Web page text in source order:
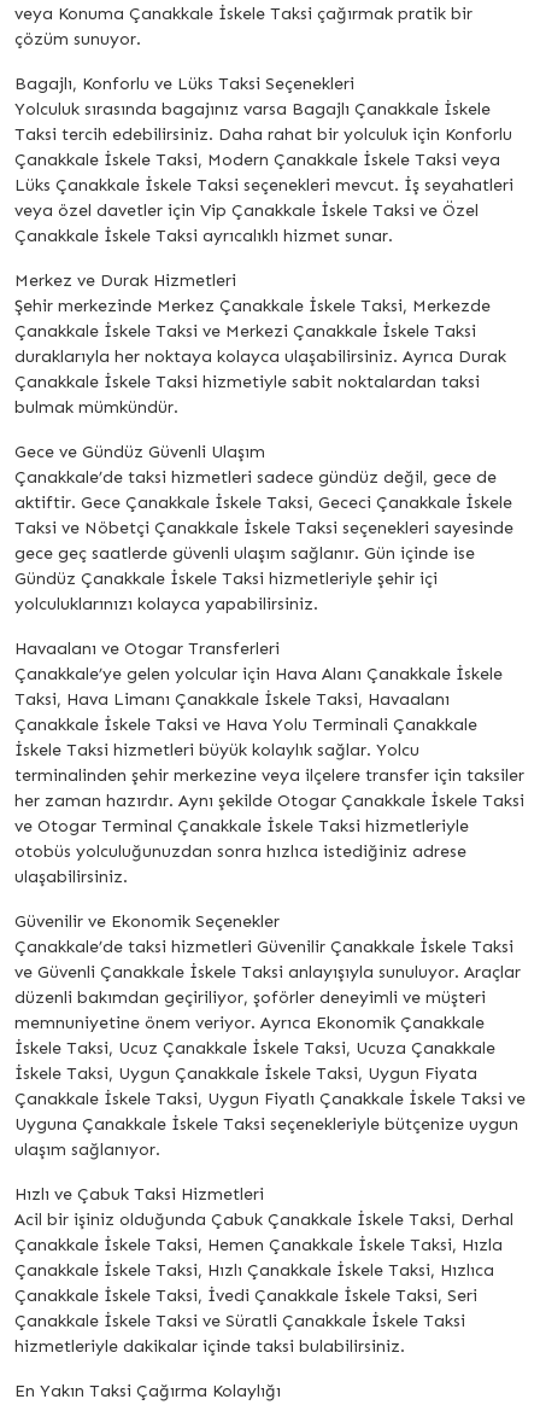
veya Konuma Çanakkale İskele Taksi çağırmak pratik bir
çözüm sunuyor.
Bagajlı, Konforlu ve Lüks Taksi Seçenekleri
Yolculuk sırasında bagajınız varsa Bagajlı Çanakkale İskele
Taksi tercih edebilirsiniz. Daha rahat bir yolculuk için Konforlu
Çanakkale İskele Taksi, Modern Çanakkale İskele Taksi veya
Lüks Çanakkale İskele Taksi seçenekleri mevcut. İş seyahatleri
veya özel davetler için Vip Çanakkale İskele Taksi ve Özel
Çanakkale İskele Taksi ayrıcalıklı hizmet sunar.
Merkez ve Durak Hizmetleri
Şehir merkezinde Merkez Çanakkale İskele Taksi, Merkezde
Çanakkale İskele Taksi ve Merkezi Çanakkale İskele Taksi
duraklarıyla her noktaya kolayca ulaşabilirsiniz. Ayrıca Durak
Çanakkale İskele Taksi hizmetiyle sabit noktalardan taksi
bulmak mümkündür.
Gece ve Gündüz Güvenli Ulaşım
Çanakkale’de taksi hizmetleri sadece gündüz değil, gece de
aktiftir. Gece Çanakkale İskele Taksi, Gececi Çanakkale İskele
Taksi ve Nöbetçi Çanakkale İskele Taksi seçenekleri sayesinde
gece geç saatlerde güvenli ulaşım sağlanır. Gün içinde ise
Gündüz Çanakkale İskele Taksi hizmetleriyle şehir içi
yolculuklarınızı kolayca yapabilirsiniz.
Havaalanı ve Otogar Transferleri
Çanakkale’ye gelen yolcular için Hava Alanı Çanakkale İskele
Taksi, Hava Limanı Çanakkale İskele Taksi, Havaalanı
Çanakkale İskele Taksi ve Hava Yolu Terminali Çanakkale
İskele Taksi hizmetleri büyük kolaylık sağlar. Yolcu
terminalinden şehir merkezine veya ilçelere transfer için taksiler
her zaman hazırdır. Aynı şekilde Otogar Çanakkale İskele Taksi
ve Otogar Terminal Çanakkale İskele Taksi hizmetleriyle
otobüs yolculuğunuzdan sonra hızlıca istediğiniz adrese
ulaşabilirsiniz.
Güvenilir ve Ekonomik Seçenekler
Çanakkale’de taksi hizmetleri Güvenilir Çanakkale İskele Taksi
ve Güvenli Çanakkale İskele Taksi anlayışıyla sunuluyor. Araçlar
düzenli bakımdan geçiriliyor, şoförler deneyimli ve müşteri
memnuniyetine önem veriyor. Ayrıca Ekonomik Çanakkale
İskele Taksi, Ucuz Çanakkale İskele Taksi, Ucuza Çanakkale
İskele Taksi, Uygun Çanakkale İskele Taksi, Uygun Fiyata
Çanakkale İskele Taksi, Uygun Fiyatlı Çanakkale İskele Taksi ve
Uyguna Çanakkale İskele Taksi seçenekleriyle bütçenize uygun
ulaşım sağlanıyor.
Hızlı ve Çabuk Taksi Hizmetleri
Acil bir işiniz olduğunda Çabuk Çanakkale İskele Taksi, Derhal
Çanakkale İskele Taksi, Hemen Çanakkale İskele Taksi, Hızla
Çanakkale İskele Taksi, Hızlı Çanakkale İskele Taksi, Hızlıca
Çanakkale İskele Taksi, İvedi Çanakkale İskele Taksi, Seri
Çanakkale İskele Taksi ve Süratli Çanakkale İskele Taksi
hizmetleriyle dakikalar içinde taksi bulabilirsiniz.
En Yakın Taksi Çağırma Kolaylığı